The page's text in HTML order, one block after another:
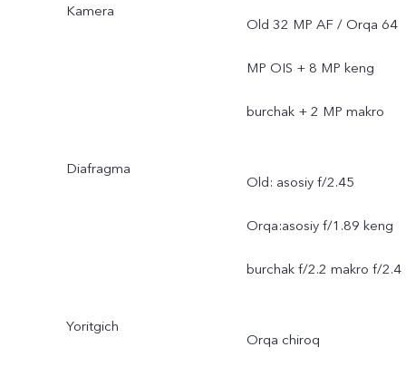
Kamera
Old 32 MP AF / Orqa 64
MP OIS + 8 MP keng
burchak + 2 MP makro
Diafragma
Old: asosiy f/2.45
Orqa:asosiy f/1.89 keng
burchak f/2.2 makro f/2.4
Yoritgich
Orqa chiroq